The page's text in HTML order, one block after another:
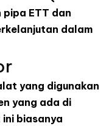
ETT dan
dalam
yang digunakan
yang ada di
biasanya